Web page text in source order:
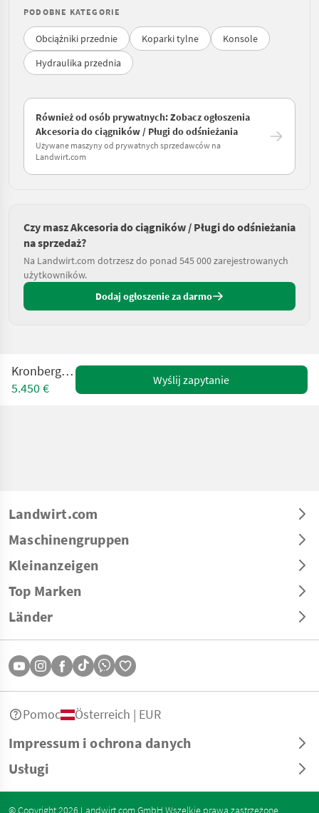
PODOBNE KATEGORIE
Obciążniki przednie Koparki tylne
Konsole
Hydraulika przednia
Również od osób prywatnych: Zobacz ogłoszenia
Akcesoria do ciągników / Pługi do odśnieżania
Używane maszyny od prywatnych sprzedawców na
Landwirt.com
Czy masz Akcesoria do ciągników / Pługi do odśnieżania
na sprzedaż?
Na Landwirt.com dotrzesz do ponad 545 000 zarejestrowanych
użytkowników.
Dodaj ogłoszenie za darmo
Kronberger 240
5.450 €
Wyślij zapytanie
Landwirt.com
Maschinengruppen
Kleinanzeigen
Top Marken
Länder
Impressum i ochrona danych
Usługi
Pomoc Österreich | EUR
© Copyright 2026 Landwirt.com GmbH Wszelkie prawa zastrzeżone.